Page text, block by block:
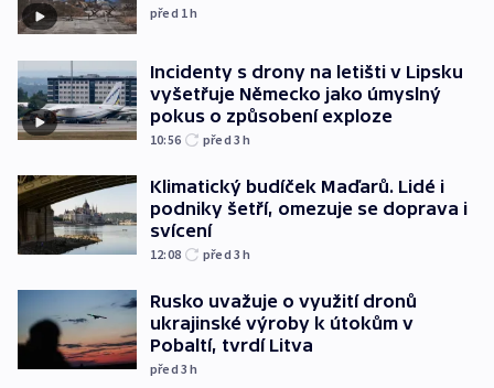
před 1h
Incidenty s drony na letišti v Lipsku
vyšetřuje Německo jako úmyslný
pokus o způsobení exploze
10:56 před 3h
Klimatický budíček Maďarů. Lidé i
podniky šetří, omezuje se doprava i
svícení
12:08 před 3h
Rusko uvažuje o využití dronů
ukrajinské výroby k útokům v
Pobaltí, tvrdí Litva
před 3h